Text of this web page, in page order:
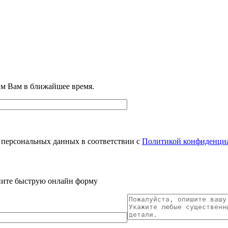
Вам в ближайшее время.
данных в соответствии с Политикой
быструю онлайн форму